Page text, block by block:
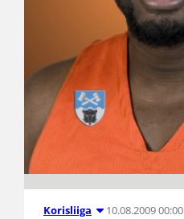
Korisliiga 10.08.2009 00:00